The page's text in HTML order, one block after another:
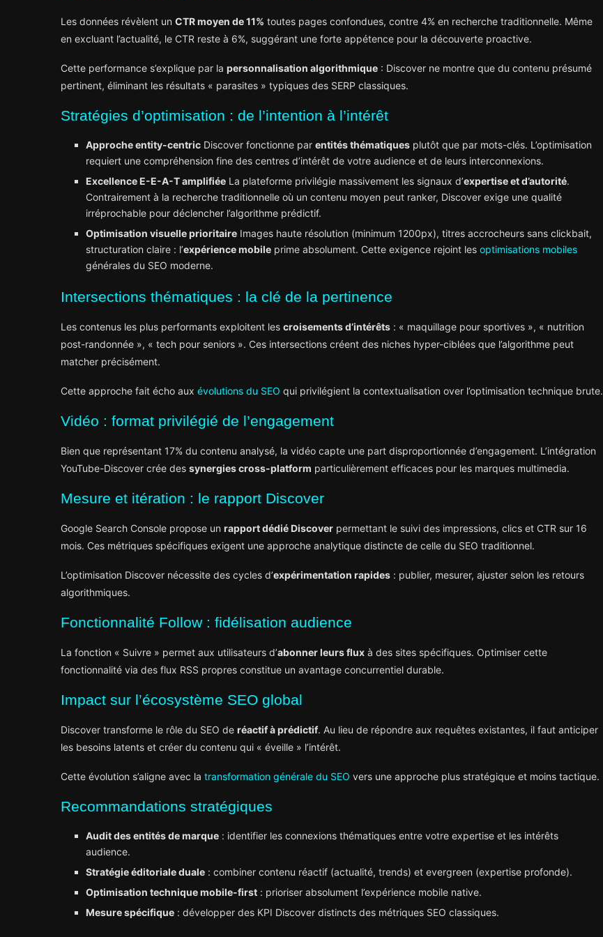
Les données révèlent un CTR moyen de 11% toutes pages confondues, contre 4% en recherche traditionnelle. Même
en excluant l’actualité, le CTR reste à 6%, suggérant une forte appétence pour la découverte proactive.
Cette performance s’explique par la personnalisation algorithmique : Discover ne montre que du contenu présumé
pertinent, éliminant les résultats « parasites » typiques des SERP classiques.
Stratégies d’optimisation : de l’intention à l’intérêt
Approche entity-centric Discover fonctionne par entités thématiques plutôt que par mots-clés. L’optimisation
requiert une compréhension fine des centres d’intérêt de votre audience et de leurs interconnexions.
Excellence E-E-A-T amplifiée La plateforme privilégie massivement les signaux d’expertise et d’autorité.
Contrairement à la recherche traditionnelle où un contenu moyen peut ranker, Discover exige une qualité
irréprochable pour déclencher l’algorithme prédictif.
Optimisation visuelle prioritaire Images haute résolution (minimum 1200px), titres accrocheurs sans clickbait,
structuration claire : l’expérience mobile prime absolument. Cette exigence rejoint les optimisations mobiles
générales du SEO moderne.
Intersections thématiques : la clé de la pertinence
Les contenus les plus performants exploitent les croisements d’intérêts : « maquillage pour sportives », « nutrition
post-randonnée », « tech pour seniors ». Ces intersections créent des niches hyper-ciblées que l’algorithme peut
matcher précisément.
Cette approche fait écho aux évolutions du SEO qui privilégient la contextualisation over l’optimisation technique brute.
Vidéo : format privilégié de l’engagement
Bien que représentant 17% du contenu analysé, la vidéo capte une part disproportionnée d’engagement. L’intégration
YouTube-Discover crée des synergies cross-platform particulièrement efficaces pour les marques multimedia.
Mesure et itération : le rapport Discover
Google Search Console propose un rapport dédié Discover permettant le suivi des impressions, clics et CTR sur 16
mois. Ces métriques spécifiques exigent une approche analytique distincte de celle du SEO traditionnel.
L’optimisation Discover nécessite des cycles d’expérimentation rapides : publier, mesurer, ajuster selon les retours
algorithmiques.
Fonctionnalité Follow : fidélisation audience
La fonction « Suivre » permet aux utilisateurs d’abonner leurs flux à des sites spécifiques. Optimiser cette
fonctionnalité via des flux RSS propres constitue un avantage concurrentiel durable.
Impact sur l’écosystème SEO global
Discover transforme le rôle du SEO de réactif à prédictif. Au lieu de répondre aux requêtes existantes, il faut anticiper
les besoins latents et créer du contenu qui « éveille » l’intérêt.
Cette évolution s’aligne avec la transformation générale du SEO vers une approche plus stratégique et moins tactique.
Recommandations stratégiques
Audit des entités de marque : identifier les connexions thématiques entre votre expertise et les intérêts
audience.
Stratégie éditoriale duale : combiner contenu réactif (actualité, trends) et evergreen (expertise profonde).
Optimisation technique mobile-first : prioriser absolument l’expérience mobile native.
Mesure spécifique : développer des KPI Discover distincts des métriques SEO classiques.